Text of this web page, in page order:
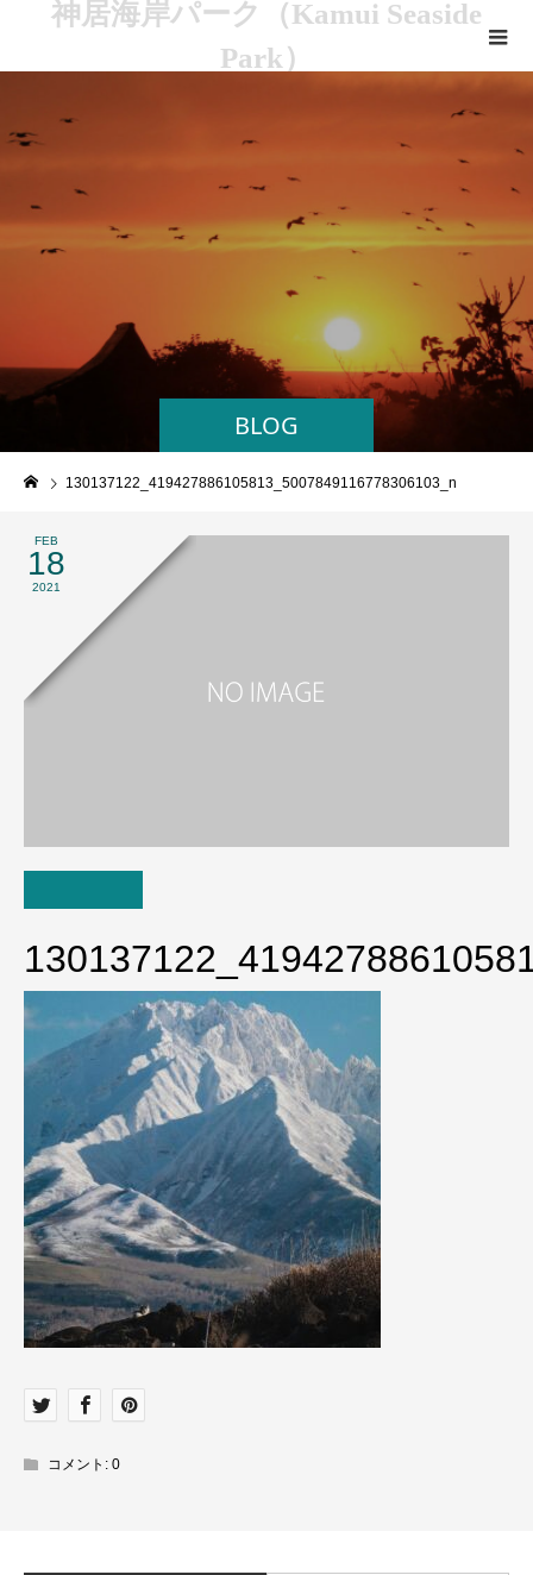
神居海岸パーク（Kamui Seaside
Park）
BLOG
130137122_419427886105813_5007849116778306103_n
FEB
18
2021
コメント: 0